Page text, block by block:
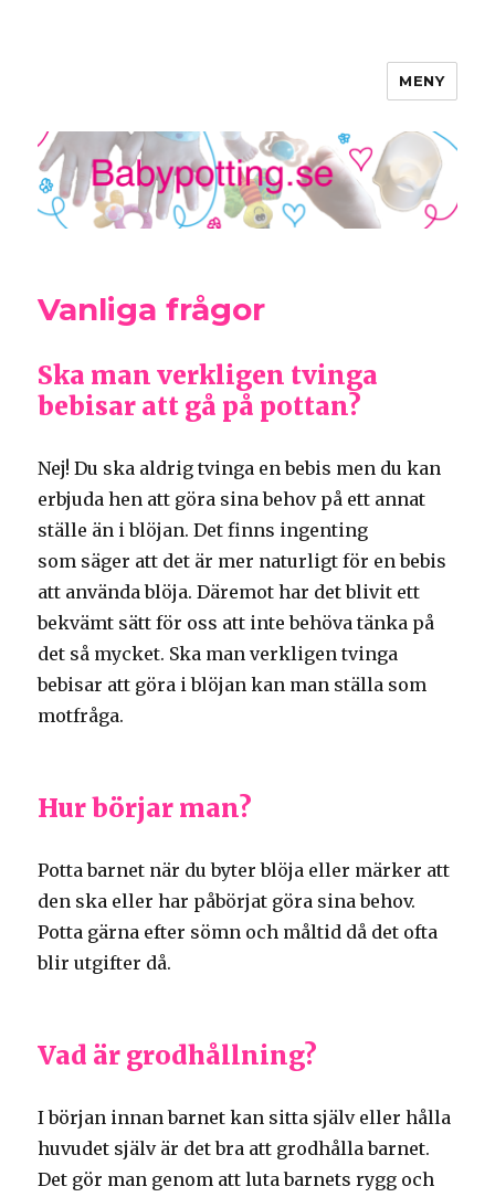
MENY
Vanliga frågor
Ska man verkligen tvinga
bebisar att gå på pottan?
Nej! Du ska aldrig tvinga en bebis men du kan
erbjuda hen att göra sina behov på ett annat
ställe än i blöjan. Det finns ingenting
som säger att det är mer naturligt för en bebis
att använda blöja. Däremot har det blivit ett
bekvämt sätt för oss att inte behöva tänka på
det så mycket. Ska man verkligen tvinga
bebisar att göra i blöjan kan man ställa som
motfråga.
Hur börjar man?
Potta barnet när du byter blöja eller märker att
den ska eller har påbörjat göra sina behov.
Potta gärna efter sömn och måltid då det ofta
blir utgifter då.
Vad är grodhållning?
I början innan barnet kan sitta själv eller hålla
huvudet själv är det bra att grodhålla barnet.
Det gör man genom att luta barnets rygg och